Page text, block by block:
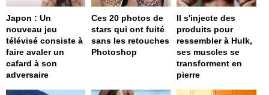
Japon : Un
nouveau jeu
télévisé consiste à
faire avaler un
cafard à son
adversaire
Ces 20 photos de
stars qui ont fuité
sans les retouches
Photoshop
Il s'injecte des
produits pour
ressembler à Hulk,
ses muscles se
transforment en
pierre